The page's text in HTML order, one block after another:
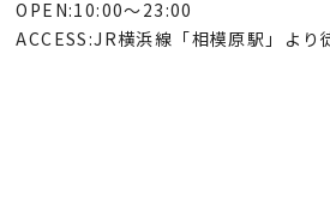
OPEN:10:00～23:00
ACCESS:JR横浜線「相模原駅」より